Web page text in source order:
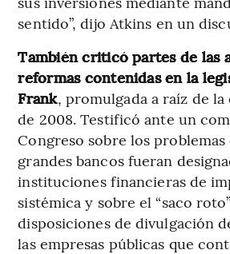
sentido”, dijo Atkins en un
También criticó partes de las
reformas contenidas en la
Frank, promulgada a raíz de
de 2008. Testificó ante un
Congreso sobre los
grandes bancos fueran
instituciones financieras de
sistémica y sobre el “saco
disposiciones de divulgación
las empresas públicas que